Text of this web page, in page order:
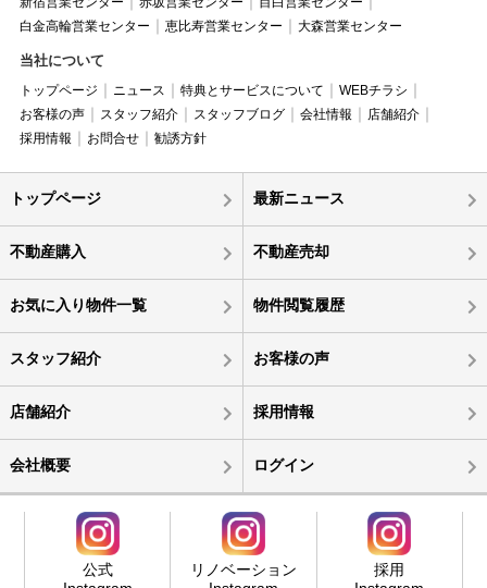
白金高輪営業センター
恵比寿営業センター 大森営業センター
当社について
トップページ ニュース 特典とサービスについて
WEBチラシ
お客様の声
スタッフ紹介 スタッフブログ 会社情報
店舗紹介
採用情報
お問合せ 勧誘方針
トップページ 最新ニュース
不動産購入 不動産売却
お気に入り物件一覧 物件閲覧履歴
スタッフ紹介 お客様の声
店舗紹介 採用情報
会社概要 ログイン
公式
リノベーション
採用